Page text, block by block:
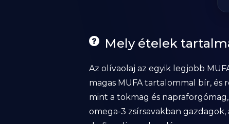
Mely ételek
Az olívaolaj az egyik legjobb
magas MUFA tartalommal bír, és
mint a tökmag és
omega-3 zsírsavakban